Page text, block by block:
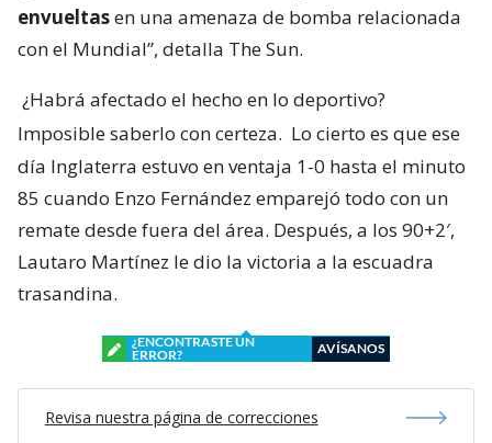
envueltasen una amenaza de bomba relacionada
con el Mundial”, detalla The Sun.
¿Habrá afectado el hecho en lo deportivo?
Imposible saberlo con certeza. Lo cierto es que ese
día Inglaterra estuvo en ventaja 1-0 hasta el minuto
85 cuando Enzo Fernández emparejó todo con un
remate desde fuera del área. Después, a los 90+2′,
Lautaro Martínez le dio la victoria a la escuadra
trasandina.
¿ENCONTRASTE UN
ERROR?
AVÍSANOS
Revisa nuestra página de correcciones